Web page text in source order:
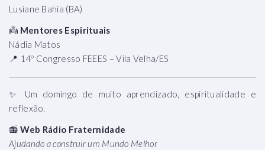
Lusiane Bahia (BA)
👼 Mentores Espirituais
Nádia Matos
📍 14º Congresso FEEES – Vila Velha/ES
✨ Um domingo de muito aprendizado, espiritualidade e
reflexão.
📻 Web Rádio Fraternidade
Ajudando a construir um Mundo Melhor